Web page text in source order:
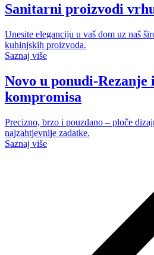
Sanitarni proizvodi
Unesite eleganciju u vaš dom uz naš
kuhinjskih proizvoda.
Saznaj više
Novo u ponudi-Rezanje
kompromisa
Precizno, brzo i pouzdano – ploče
najzahtjevnije zadatke.
Saznaj više